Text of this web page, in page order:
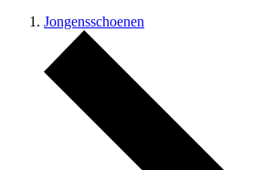
Jongensschoenen